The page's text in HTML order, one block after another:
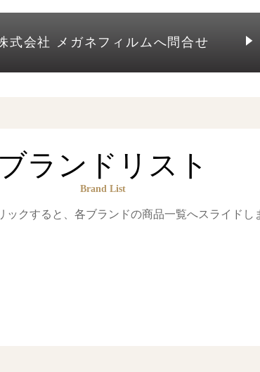
式会社 メガネフィルムへ問合せ
ブランドリスト
Brand List
ックすると、 各ブランドの商品一覧へスライドし